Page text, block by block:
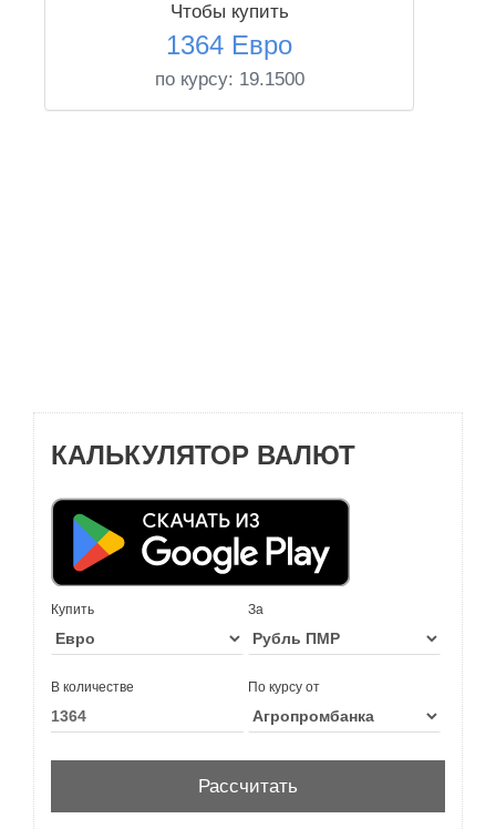
Чтобы купить
1364 Евро
по курсу: 19.1500
КАЛЬКУЛЯТОР ВАЛЮТ
Купить За
В количестве По курсу от